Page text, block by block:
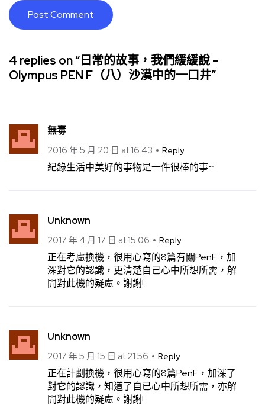
4 replies on “日常的故事，我們緩緩說 –
Olympus PEN F（八）沙漠中的一口井”
無毒
2016 年 5 月 20 日 at 16:43 Reply
紀錄生活中美好的事物是一件很棒的事~
Unknown
2017 年 4 月 17 日 at 15:06 Reply
正在考慮換機，很用心寫的8篇有關PenF，加
深對它的認識，更清楚自己心中所想所需，解
開對此機的疑慮。謝謝!
Unknown
2017 年 5 月 15 日 at 21:56 Reply
正在計劃換機，很用心寫的8篇PenF，加深了
對它的認識，知道了自已心中所想所需，亦解
開對此機的疑慮。謝謝!